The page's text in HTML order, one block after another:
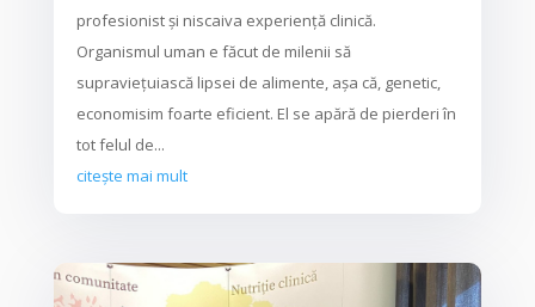
profesionist și niscaiva experiență clinică.
Organismul uman e făcut de milenii să
supraviețuiască lipsei de alimente, așa că, genetic,
economisim foarte eficient. El se apără de pierderi în
tot felul de...
citește mai mult